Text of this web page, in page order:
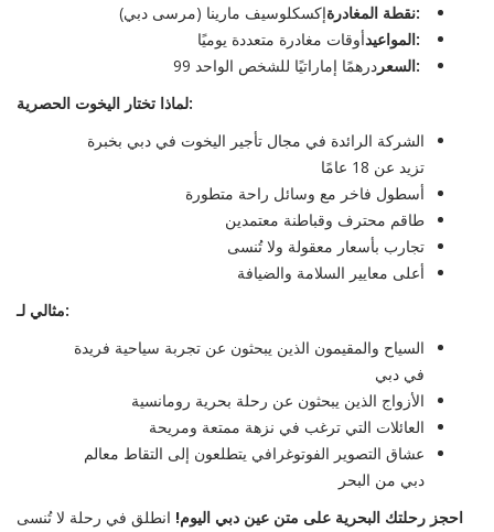
نقطة المغادرة:
إكسكلوسيف مارينا (مرسى دبي)
المواعيد:
أوقات مغادرة متعددة يوميًا
السعر:
99 درهمًا إماراتيًا للشخص الواحد
لماذا تختار اليخوت الحصرية:
الشركة الرائدة في مجال تأجير اليخوت في دبي بخبرة
تزيد عن 18 عامًا
أسطول فاخر مع وسائل راحة متطورة
طاقم محترف وقباطنة معتمدين
تجارب بأسعار معقولة ولا تُنسى
أعلى معايير السلامة والضيافة
مثالي لـ:
السياح والمقيمون الذين يبحثون عن تجربة سياحية فريدة
في دبي
الأزواج الذين يبحثون عن رحلة بحرية رومانسية
العائلات التي ترغب في نزهة ممتعة ومريحة
عشاق التصوير الفوتوغرافي يتطلعون إلى التقاط معالم
دبي من البحر
احجز رحلتك البحرية على متن عين دبي اليوم! انطلق في رحلة لا تُنسى